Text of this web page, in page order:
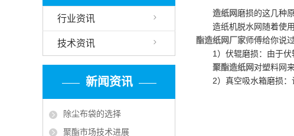
行业资讯
技术资讯
新闻资讯
除尘布袋的选择
聚酯市场技术进展
造纸网磨损的这几种
造纸机脱水网随着使
酯造纸网厂家师傅给你说
1）伏辊磨损：由于
聚酯造纸网对塑料网
2）真空吸水箱磨损